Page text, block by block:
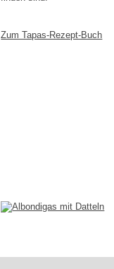
Zum Tapas-Rezept-Buch